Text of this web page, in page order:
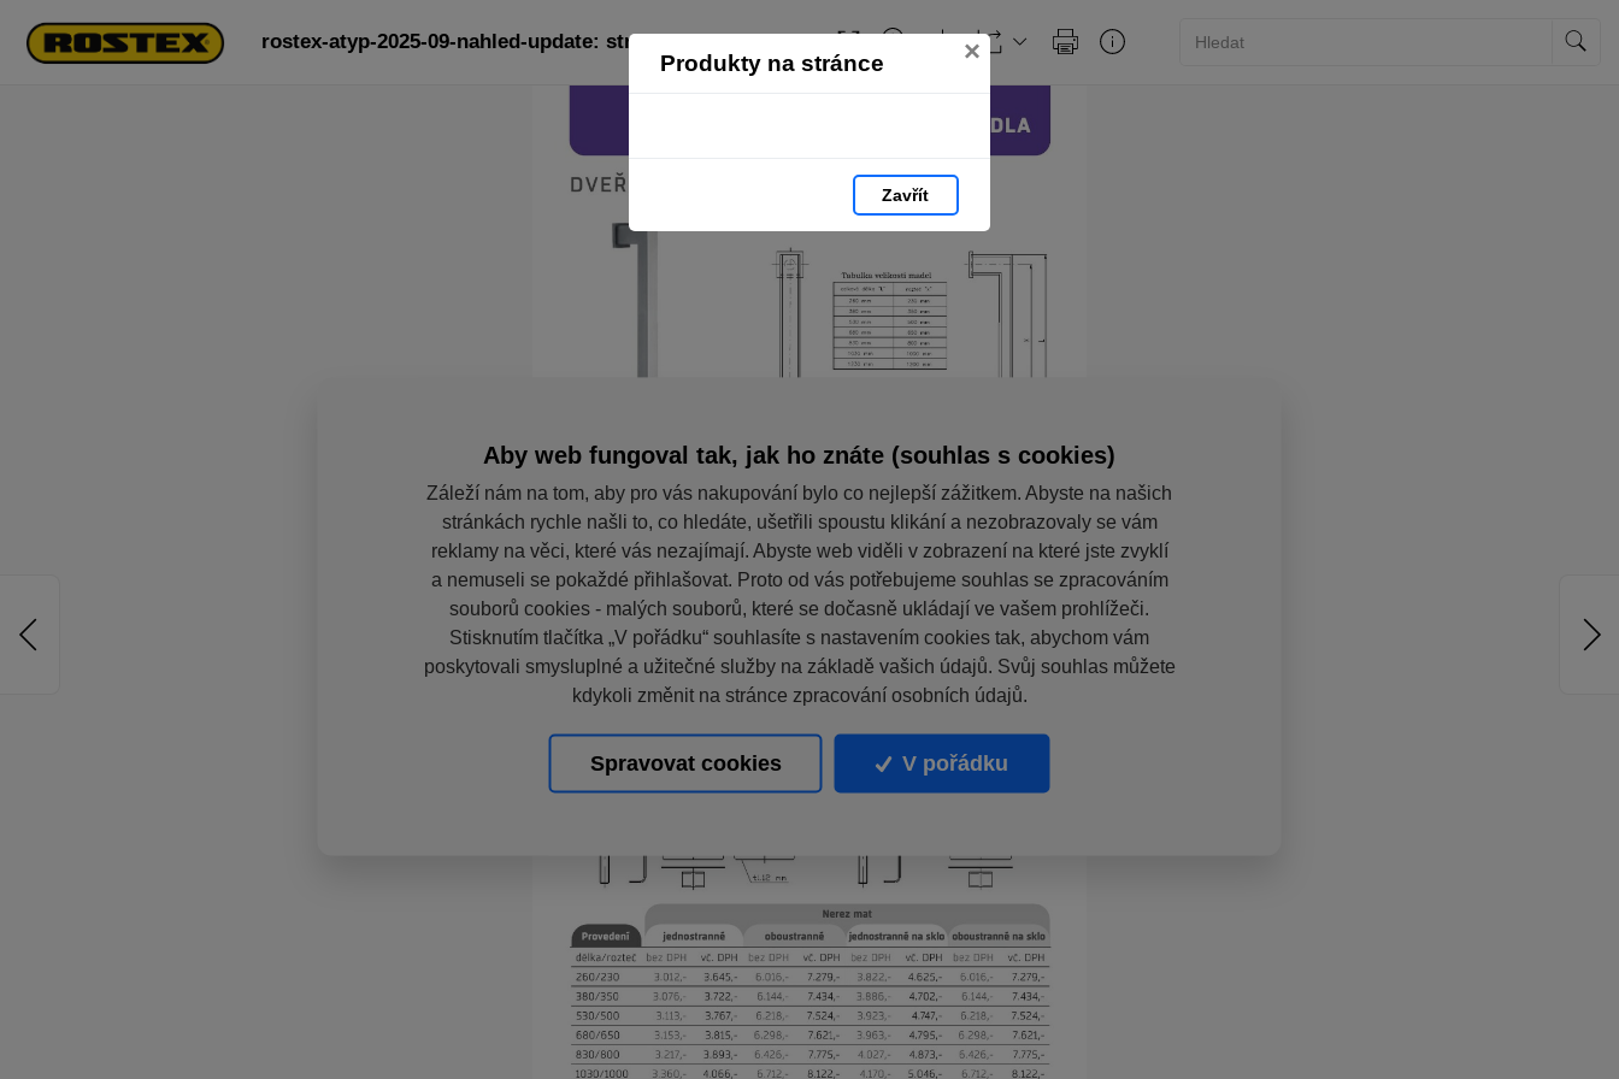
Produkty na stránce ×
Zavřít
rostex-atyp-2025-09-nahled-update: strana 23
Aby web fungoval tak, jak ho znáte (souhlas s cookies)
Záleží nám na tom, aby pro vás nakupování bylo co nejlepší zážitkem. Abyste na našich
stránkách rychle našli to, co hledáte, ušetřili spoustu klikání a nezobrazovaly se vám
reklamy na věci, které vás nezajímají. Abyste web viděli v zobrazení na které jste zvyklí
a nemuseli se pokaždé přihlašovat. Proto od vás potřebujeme souhlas se zpracováním
souborů cookies - malých souborů, které se dočasně ukládají ve vašem prohlížeči.
Stisknutím tlačítka „V pořádku“ souhlasíte s nastavením cookies tak, abychom vám
poskytovali smysluplné a užitečné služby na základě vašich údajů. Svůj souhlas můžete
kdykoli změnit na stránce zpracování osobních údajů.
Spravovat cookies V pořádku